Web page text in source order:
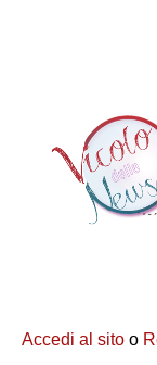
Accedi al sito o